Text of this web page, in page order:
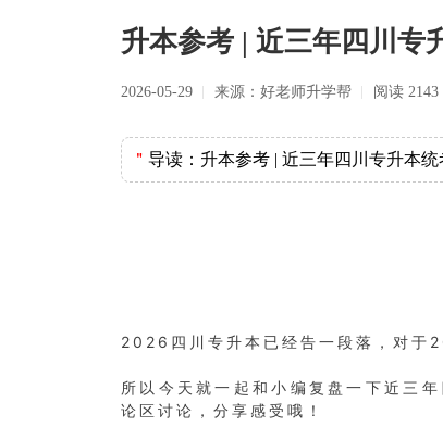
升本参考 | 近三年四川专
2026-05-29 来源：好老师升学帮 阅读 2143
＂ 导读： 升本参考 | 近三年四川专升本
2026四川专升本已经告一段落， 对于
所以今天就一起和小编复盘一下近三
论区讨论，分享感受哦！